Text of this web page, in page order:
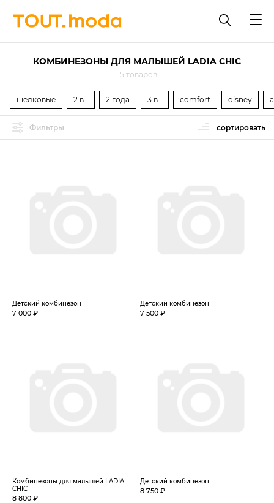
КОМБИНЕЗОНЫ ДЛЯ МАЛЫШЕЙ LADIA CHIC
15 товаров
шелковые 2 в 1 2 года 3 в 1 comfort disney
Фильтры сортировать
Детский комбинезон
7 000 ₽
Детский комбинезон
7 500 ₽
Комбинезоны для малышей LADIA
CHIC
8 800 ₽
Детский комбинезон
8 750 ₽